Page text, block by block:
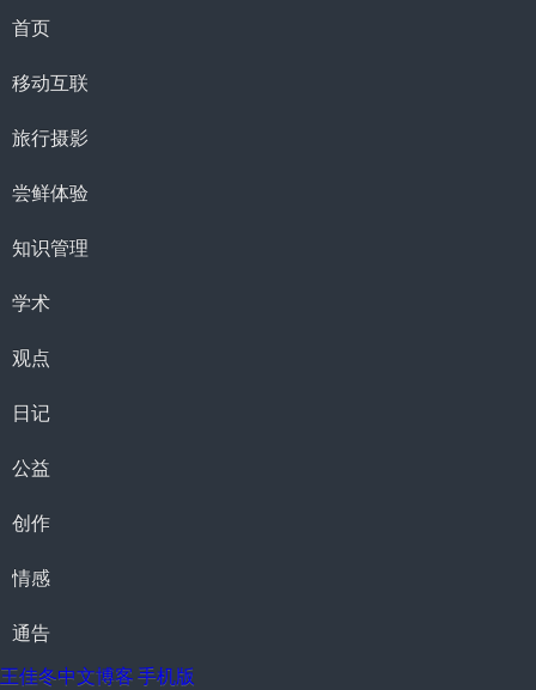
首页
移动互联
旅行摄影
尝鲜体验
知识管理
学术
观点
日记
公益
创作
情感
通告
王佳冬中文博客 手机版